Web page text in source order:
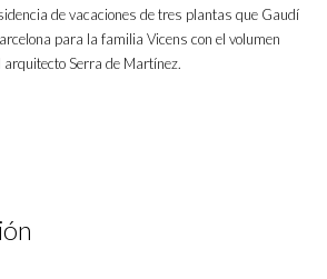
de vacaciones de tres plantas que Gaudí
para la familia Vicens con el volumen
Serra de Martínez.